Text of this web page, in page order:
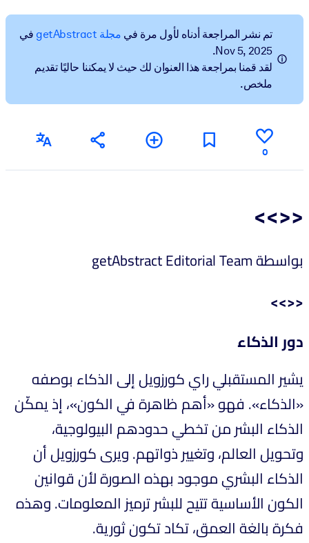
BY SYSTEM
Bring bite-sized, verified knowledge into your LMS/LXP for
Enrich your corporate library with trusted, ready-to-use business
knowledge.
For AI Systems
تم نشر المراجعة أدناه لأول مرة في مجلة getAbstract
في
Nov 5, 2025.
لقد قمنا بمراجعة هذا العنوان لك حيث لا يمكننا حاليًا تقديم
ملخص.
0
<<>>
بواسطة getAbstract Editorial Team
<<>>
دور الذكاء
يشير المستقبلي راي كورزويل إلى الذكاء بوصفه
«الذكاء». فهو «أهم ظاهرة في الكون»، إذ يمكّن
الذكاء البشر من تخطي حدودهم البيولوجية،
وتحويل العالم، وتغيير ذواتهم. ويرى كورزويل أن
الذكاء البشري موجود بهذه الصورة لأن قوانين
الكون الأساسية تتيح للبشر ترميز المعلومات. وهذه
فكرة بالغة العمق، تكاد تكون ثورية.